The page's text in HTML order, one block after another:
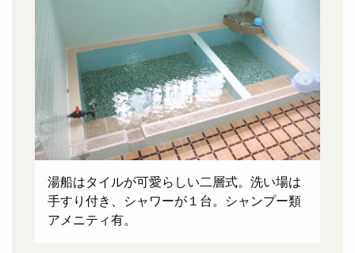
湯船はタイルが可愛らしい二層式。洗い場は
手すり付き、シャワーが１台。シャンプー類
アメニティ有。